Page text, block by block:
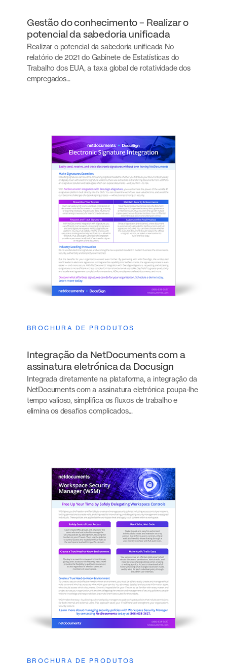
Gestão do conhecimento - Realizar o
potencial da sabedoria unificada
Realizar o potencial da sabedoria unificada No
relatório de 2021 do Gabinete de Estatísticas do
Trabalho dos EUA, a taxa global de rotatividade dos
empregados...
BROCHURA DE PRODUTOS
Integração da NetDocuments com a
assinatura eletrónica da Docusign
Integrada diretamente na plataforma, a integração da
NetDocuments com a assinatura eletrónica poupa-lhe
tempo valioso, simplifica os fluxos de trabalho e
elimina os desafios complicados...
BROCHURA DE PRODUTOS